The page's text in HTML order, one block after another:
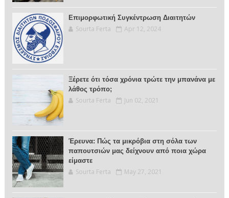
Επιμορφωτική Συγκέντρωση Διαιτητών
Sourta Ferta Apr 12, 2024
Ξέρετε ότι τόσα χρόνια τρώτε την μπανάνα με
λάθος τρόπο;
Sourta Ferta Jun 02, 2021
Έρευνα: Πώς τα μικρόβια στη σόλα των
παπουτσιών μας δείχνουν από ποια χώρα
είμαστε
Sourta Ferta May 27, 2021